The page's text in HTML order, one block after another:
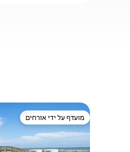
מועדף על ידי אורחים
מועדף על ידי אורחים